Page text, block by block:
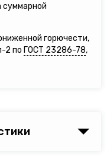
суммарной
горючести,
2 по ГОСТ 23286-78,